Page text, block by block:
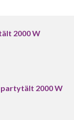
2000 W
2000 W